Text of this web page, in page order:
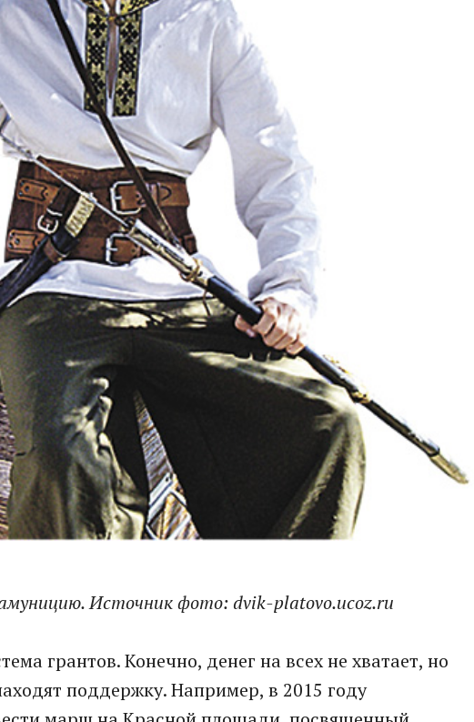
Источник фото: dvik-platovo.ucoz.ru
грантов. Конечно, денег на всех не хватает, но
поддержку. Например, в 2015 году